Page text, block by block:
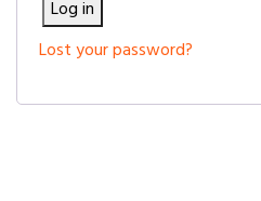
Log in
Lost your password?